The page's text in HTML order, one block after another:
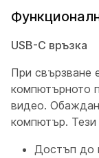
USB-C връзка
При свързване
компютърното
видео.
компютър. Тези
Достъп до